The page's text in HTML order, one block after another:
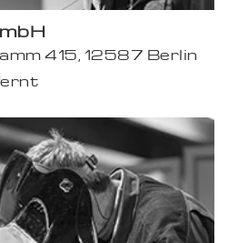
415, 12587 Berlin